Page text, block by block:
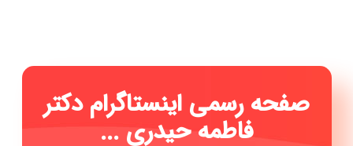
صفحه رسمی اینستاگرام دکتر
فاطمه حیدری ..